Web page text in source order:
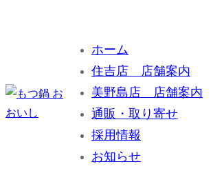
ツ
へ
ホーム
住吉店 店舗案内
美野島店 店舗案内
通販・取り寄せ
採用情報
お知らせ